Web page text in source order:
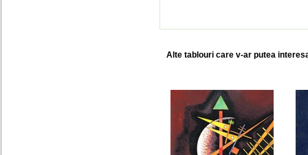
Alte tablouri care v-ar putea